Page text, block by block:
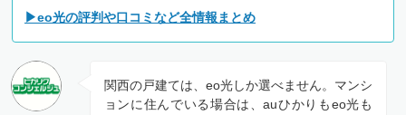
▶eo光の評判や口コミなど全情報まとめ
関西の戸建ては、eo光しか選べません。マンシ
ョンに住んでいる場合は、auひかりもeo光も